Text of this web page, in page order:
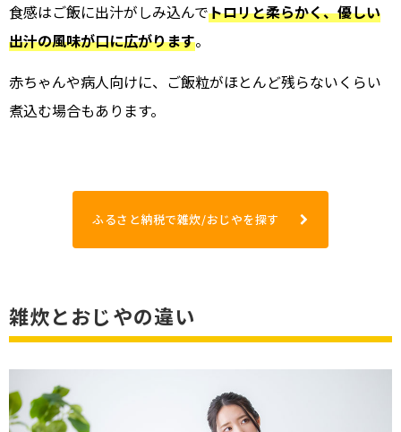
食感はご飯に出汁がしみ込んでトロリと柔らかく、優しい
出汁の風味が口に広がります。
赤ちゃんや病人向けに、ご飯粒がほとんど残らないくらい
煮込む場合もあります。
ふるさと納税で雑炊/おじやを探す
雑炊とおじやの違い